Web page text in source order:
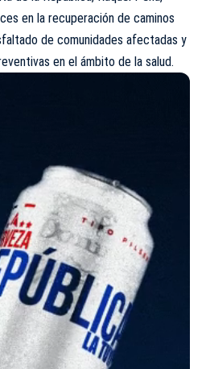
en la recuperación de caminos
de comunidades afectadas y
en el ámbito de la salud.